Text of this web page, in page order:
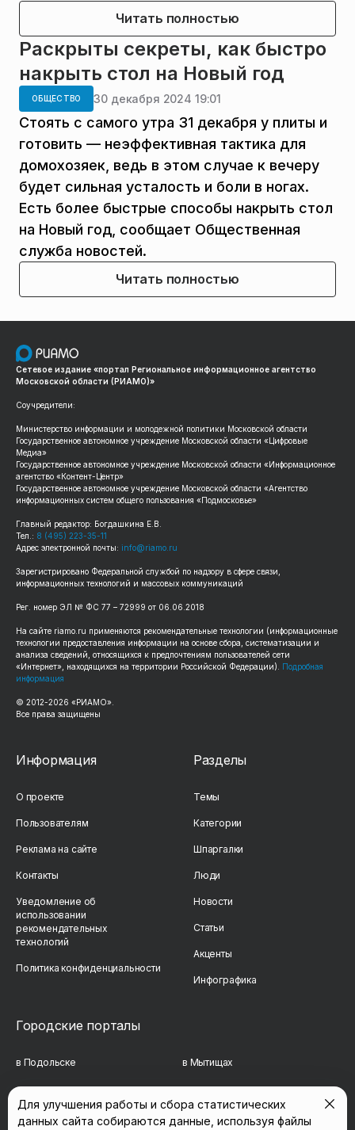
Читать полностью
Раскрыты секреты, как быстро
накрыть стол на Новый год
ОБЩЕСТВО 30 декабря 2024 19:01
Стоять с самого утра 31 декабря у плиты и
готовить — неэффективная тактика для
домохозяек, ведь в этом случае к вечеру
будет сильная усталость и боли в ногах.
Есть более быстрые способы накрыть стол
на Новый год, сообщает Общественная
служба новостей.
Читать полностью
Сетевое издание «портал Региональное информационное агентство
Московской области (РИАМО)»
Соучредители:
Министерство информации и молодежной политики Московской области
Государственное автономное учреждение Московской области «Цифровые
Медиа»
Государственное автономное учреждение Московской области «Информационное
агентство «Контент-Центр»
Государственное автономное учреждение Московской области «Агентство
информационных систем общего пользования «Подмосковье»
Главный редактор: Богдашкина Е.В.
Тел.: 8 (495) 223-35-11
Адрес электронной почты: info@riamo.ru
Зарегистрировано Федеральной службой по надзору в сфере связи,
информационных технологий и массовых коммуникаций
Рег. номер ЭЛ № ФС 77 – 72999 от 06.06.2018
На сайте riamo.ru применяются рекомендательные технологии (информационные
технологии предоставления информации на основе сбора, систематизации и
анализа сведений, относящихся к предпочтениям пользователей сети
«Интернет», находящихся на территории Российской Федерации).
Подробная
информация
© 2012-2026 «РИАМО».
Все права защищены
Информация
О проекте
Пользователям
Реклама на сайте
Контакты
Уведомление об
использовании
рекомендательных
технологий
Политика конфиденциальности
Разделы
Темы
Категории
Шпаргалки
Люди
Новости
Статьи
Акценты
Инфографика
Городские порталы
в Подольске в Мытищах
в Сергиевом Посаде в Люберцах
Для улучшения работы и сбора статистических
данных сайта собираются данные, используя файлы